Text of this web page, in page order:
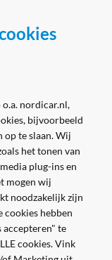
nordicar.nl,
bijvoorbeeld
te slaan. Wij
het tonen van
plug-ins en
mogen wij
noodzakelijk zijn
cookies hebben
accepteren" te
cookies. Vink